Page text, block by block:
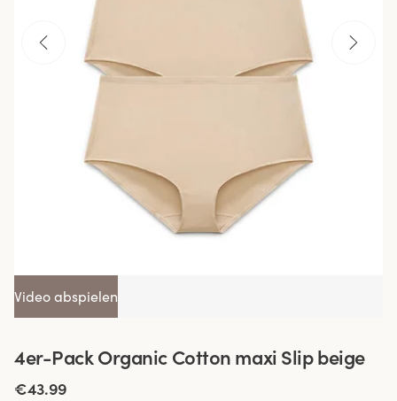
Video abspielen
4er-Pack Organic Cotton maxi Slip beige
€43.99